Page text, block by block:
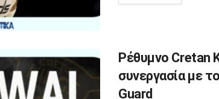
Ρέθυμνο Cretan
συνεργασία με
Guard